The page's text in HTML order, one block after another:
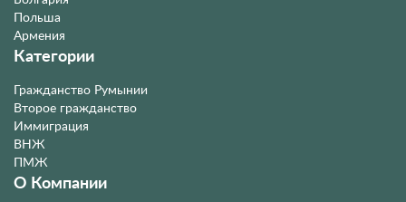
Польша
Армения
Категории
Гражданство Румынии
Второе гражданство
Иммиграция
ВНЖ
ПМЖ
О Компании